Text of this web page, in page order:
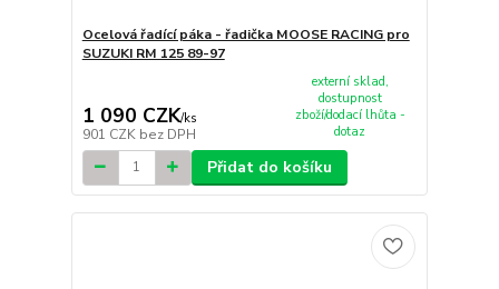
Ocelová řadící páka - řadička MOOSE RACING pro
SUZUKI RM 125 89-97
1 090 CZK/ks
901 CZK bez DPH
externí sklad,
dostupnost
zboží/dodací lhůta -
dotaz
Přidat do košíku